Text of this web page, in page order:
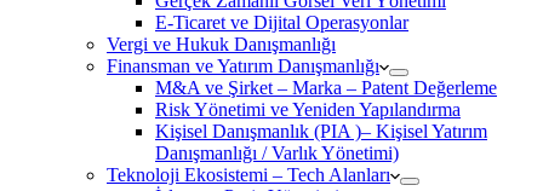
E-Ticaret ve Dijital Operasyonlar
Vergi ve Hukuk Danışmanlığı
Finansman ve Yatırım Danışmanlığı
M&A ve Şirket – Marka – Patent Değerleme
Risk Yönetimi ve Yeniden Yapılandırma
Kişisel Danışmanlık (PIA )– Kişisel Yatırım
Danışmanlığı / Varlık Yönetimi)
Teknoloji Ekosistemi – Tech Alanları